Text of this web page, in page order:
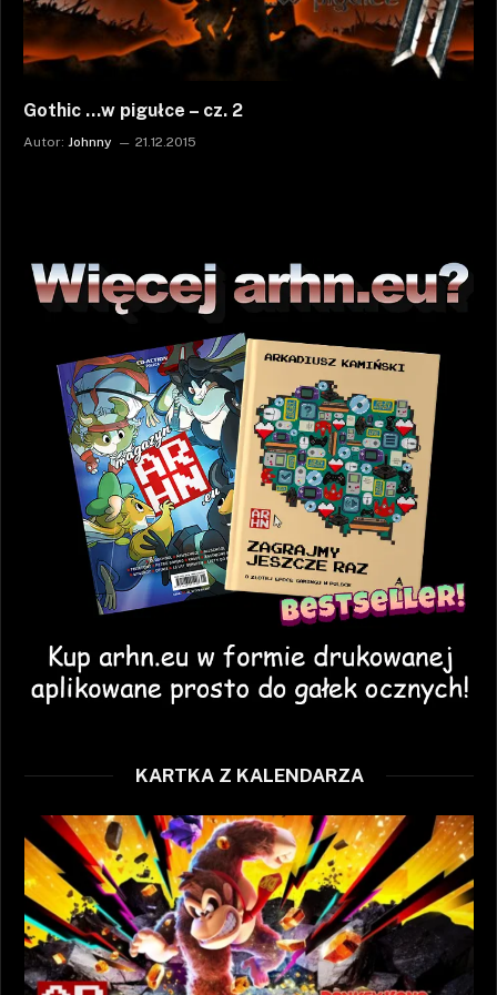
Gothic …w pigułce – cz. 2
Autor: Johnny 21.12.2015
KARTKA Z KALENDARZA